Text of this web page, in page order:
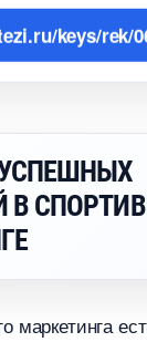
keys/rek/
В